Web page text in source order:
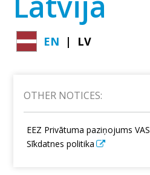
EN LV
OTHER NOTICES:
EEZ Privātuma paziņojums VAS
Sīkdatnes politika